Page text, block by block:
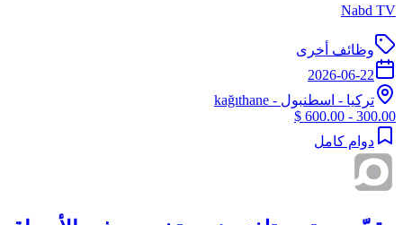
Nabd TV
وظائف أخرى
2026-06-22
تركيا - اسطنبول - kağıthane
300.00 - 600.00 $
دوام كامل